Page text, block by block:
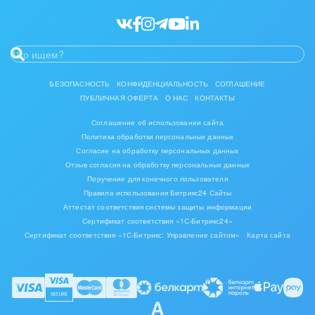
Юриспруденция
БЕЗОПАСНОСТЬ КОНФИДЕНЦИАЛЬНОСТЬ
СОГЛАШЕНИЕ
ПУБЛИЧНАЯ ОФЕРТА
О НАС КОНТАКТЫ
Соглашение об использовании сайта
Политика обработки персональных данных
Согласие на обработку персональных данных
Отзыв согласия на обработку персональных данных
Поручение для конечного пользователя
Правила использования Битрикс24 Сайты
Аттестат соответствия системы защиты информации
Сертификат соответствия «1С-Битрикс24»
Сертификат соответствия «1С-Битрикс: Управление сайтом»
Карта сайта